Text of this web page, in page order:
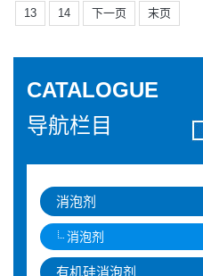
13 14 下一页 末页
CATALOGUE
导航栏目
消泡剂
消泡剂
有机硅消泡剂